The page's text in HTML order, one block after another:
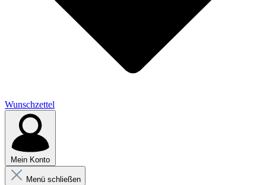
Wunschzettel
Mein Konto
Menü schließen